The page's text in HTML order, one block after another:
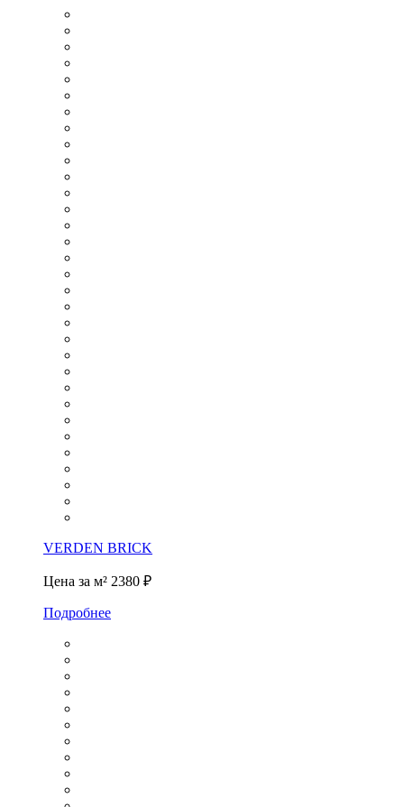
VERDEN BRICK
Цена за м² 2380 ₽
Подробнее